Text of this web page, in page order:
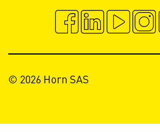
© 2026 Horn SAS